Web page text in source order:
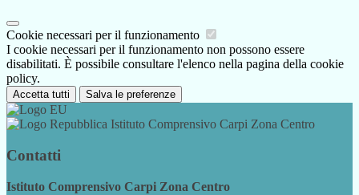
Cookie necessari per il funzionamento
I cookie necessari per il funzionamento non possono essere
disabilitati. È possibile consultare l'elenco nella pagina della cookie
policy.
Accetta tutti Salva le preferenze
Istituto Comprensivo Carpi Zona Centro
Contatti
Istituto Comprensivo Carpi Zona Centro